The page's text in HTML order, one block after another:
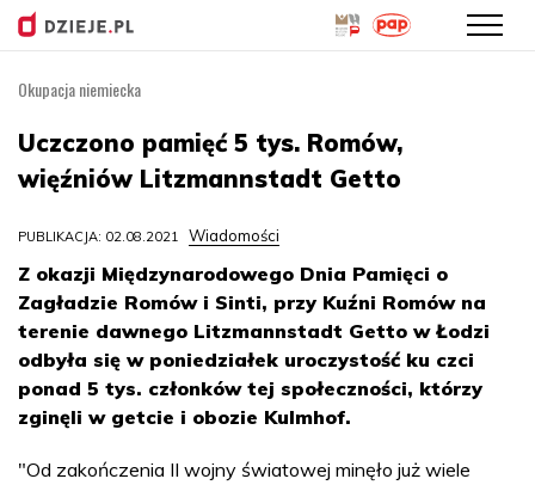
treści
Okupacja niemiecka
Uczczono pamięć 5 tys. Romów,
więźniów Litzmannstadt Getto
PUBLIKACJA: 02.08.2021 Wiadomości
Z okazji Międzynarodowego Dnia Pamięci o
Zagładzie Romów i Sinti, przy Kuźni Romów na
terenie dawnego Litzmannstadt Getto w Łodzi
odbyła się w poniedziałek uroczystość ku czci
ponad 5 tys. członków tej społeczności, którzy
zginęli w getcie i obozie Kulmhof.
"Od zakończenia II wojny światowej minęło już wiele